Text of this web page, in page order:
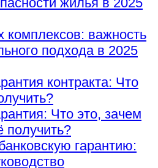
важность
подхода в 2025
контракта: Что
Что это, зачем
получить?
гарантию: